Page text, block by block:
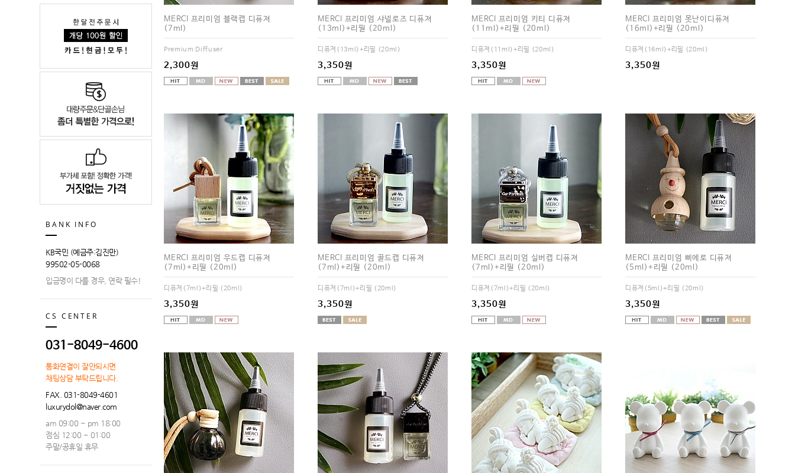
BANK INFO
KB국민 (예금주:김진만)
99502-05-0068
입금명이 다를 경우, 연락 필수!
CS CENTER
031-8049-4600
통화연결이 잘안되시면
채팅상담 부탁드립니다.
FAX. 031-8049-4601
luxurydol@naver.com
am 09:00 ~ pm 18:00
점심 12:00 ~ 01:00
주말/공휴일 휴무
MERCI 프리미엄 블랙캡 디퓨져
(7ml)
Premium Diffuser
2,300원
MERCI 프리미엄 샤넬로즈 디퓨져
(13ml)+리필 (20ml)
디퓨져(13ml)+리필 (20ml)
3,350원
MERCI 프리미엄 키티 디퓨져
(11ml)+리필 (20ml)
디퓨져(11ml)+리필 (20ml)
3,350원
MERCI 프리미엄 못난이디퓨져
(16ml)+리필 (20ml)
디퓨져(16ml)+리필 (20ml)
3,350원
MERCI 프리미엄 우드캡 디퓨져
(7ml)+리필 (20ml)
디퓨져(7ml)+리필 (20ml)
3,350원
MERCI 프리미엄 골드캡 디퓨져
(7ml)+리필 (20ml)
디퓨져(7ml)+리필 (20ml)
3,350원
MERCI 프리미엄 실버캡 디퓨져
(7ml)+리필 (20ml)
디퓨져(7ml)+리필 (20ml)
3,350원
MERCI 프리미엄 삐에로 디퓨져
(5ml)+리필 (20ml)
디퓨져(5ml)+리필 (20ml)
3,350원